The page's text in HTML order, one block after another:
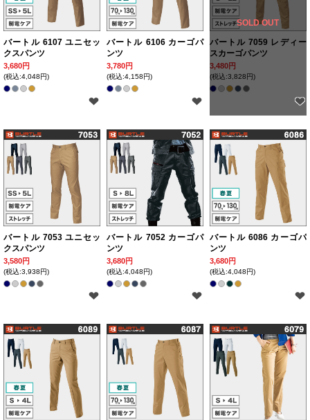
バートル 6107 ユニセッ
クスパンツ
3,680円
(税込:4,048円)
バートル 6106 カーゴパ
ンツ
3,780円
(税込:4,158円)
SOLD OUT
バートル 7059 レディー
スカーゴパンツ
3,480円
(税込:3,828円)
バートル 7053 ユニセッ
クスパンツ
3,580円
(税込:3,938円)
バートル 7052 カーゴパ
ンツ
3,680円
(税込:4,048円)
バートル 6086 カーゴパ
ンツ
3,680円
(税込:4,048円)